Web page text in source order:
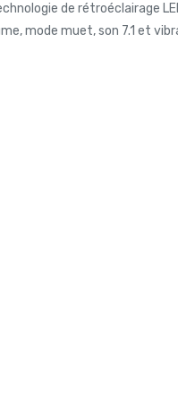
de rétroéclairage
mode muet, son 7.1 et